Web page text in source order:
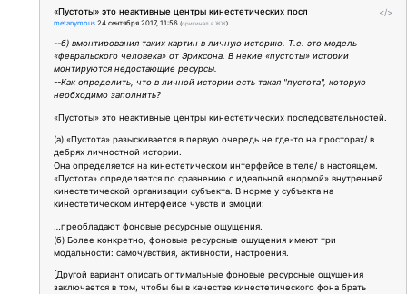
</>
«Пустоты» это неактивные центры кинестетических посл
metanymous 24 сентября 2017, 11:56 (оригинал в ЖЖ)
--б) вмонтирования таких картин в личную историю. Т.е. это модель
«февральского человека» от Эриксона. В некие «пустоты» истории
монтируются недостающие ресурсы.
--Как определить, что в личной истории есть такая "пустота", которую
необходимо заполнить?
«Пустоты» это неактивные центры кинестетических последовательностей.
(а) «Пустота» разыскивается в первую очередь не где-то на просторах/ в
дебрях личностной истории.
Она определяется на кинестетическом интерфейсе в теле/ в настоящем.
«Пустота» определяется по сравнению с идеальной «нормой» внутренней
кинестетической организации субъекта. В норме у субъекта на
кинестетическом интерфейсе чувств и эмоций:
…преобладают фоновые ресурсные ощущения.
(б) Более конкретно, фоновые ресурсные ощущения имеют три
модальности: самочувствия, активности, настроения.
[Другой вариант описать оптимальные фоновые ресурсные ощущения
заключается в том, чтобы бы в качестве кинестетического фона брать